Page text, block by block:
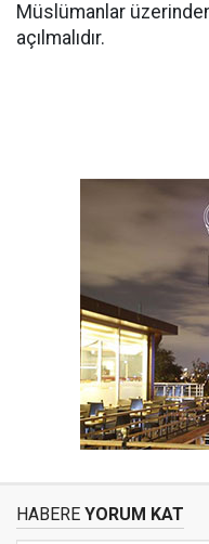
Müslümanlar
açılmalıdır.
HABERE YORUM KAT